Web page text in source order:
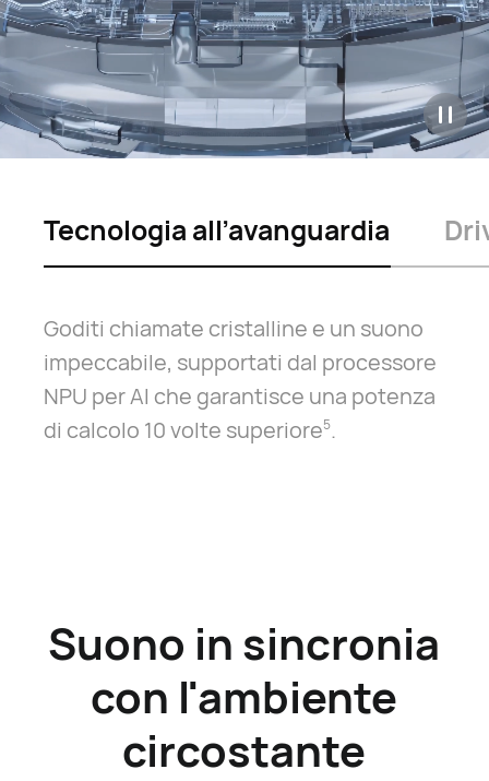
Tecnologia all’avanguardia
Goditi chiamate cristalline e un suono
impeccabile, supportati dal processore
NPU per AI che garantisce una potenza
di calcolo 10 volte superiore⁠5.
Suono in sincronia
con l'ambiente
circostante